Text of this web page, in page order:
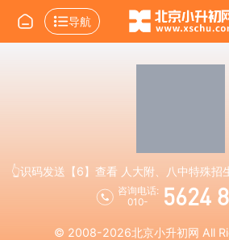
导航
👆识码发送【6】查看 人大附、八中特殊招
咨询电话:
010-
5624
© 2008-2026北京小升初网 All